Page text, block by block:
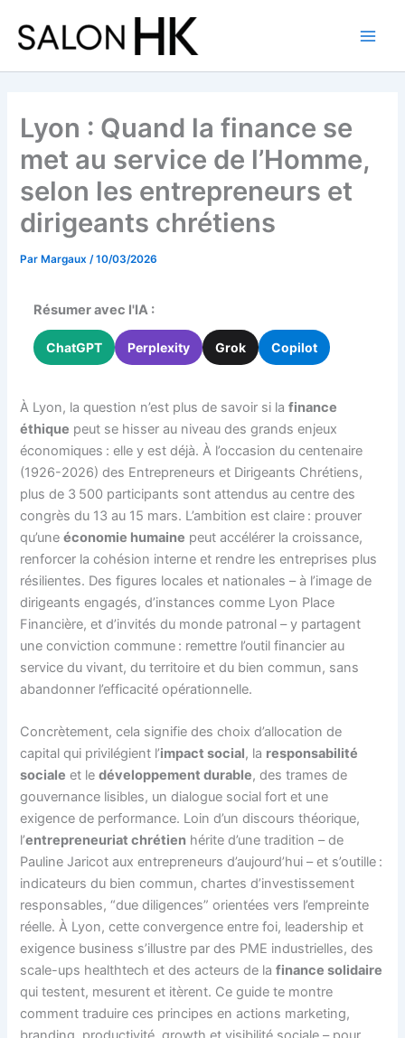
contenu
Lyon : Quand la finance se
met au service de l’Homme,
selon les entrepreneurs et
dirigeants chrétiens
ParMargaux /10/03/2026
Résumer avec l'IA :
ChatGPT Perplexity Grok Copilot
À Lyon, la question n’est plus de savoir si lafinance
éthique peut se hisser au niveau des grands enjeux
économiques : elle y est déjà. À l’occasion du centenaire
(1926-2026) des Entrepreneurs et Dirigeants Chrétiens,
plus de 3 500 participants sont attendus au centre des
congrès du 13 au 15 mars. L’ambition est claire : prouver
qu’uneéconomie humaine peut accélérer la croissance,
renforcer la cohésion interne et rendre les entreprises plus
résilientes. Des figures locales et nationales – à l’image de
dirigeants engagés, d’instances comme Lyon Place
Financière, et d’invités du monde patronal – y partagent
une conviction commune : remettre l’outil financier au
service du vivant, du territoire et du bien commun, sans
abandonner l’efficacité opérationnelle.
Concrètement, cela signifie des choix d’allocation de
capital qui privilégient l’impact social, la responsabilité
sociale et ledéveloppement durable, des trames de
gouvernance lisibles, un dialogue social fort et une
exigence de performance. Loin d’un discours théorique,
l’entrepreneuriat chrétien hérite d’une tradition – de
Pauline Jaricot aux entrepreneurs d’aujourd’hui – et s’outille :
indicateurs du bien commun, chartes d’investissement
responsables, “due diligences” orientées vers l’empreinte
réelle. À Lyon, cette convergence entre foi, leadership et
exigence business s’illustre par des PME industrielles, des
scale-ups healthtech et des acteurs de lafinance solidaire
qui testent, mesurent et itèrent. Ce guide te montre
comment traduire ces principes en actions marketing,